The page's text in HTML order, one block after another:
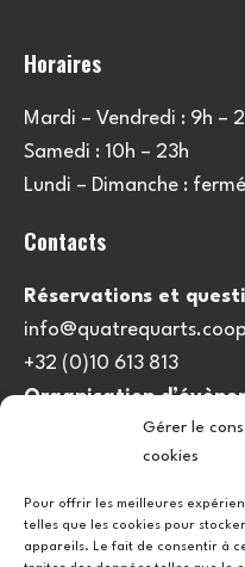
Gérer le
cookies
Pour offrir les meilleures
telles que les cookies pour
appareils. Le fait de consentir à
Horaires
Mardi – Vendredi : 9h –
Samedi : 10h – 23h
Lundi – Dimanche : fermé
Contacts
Réservations et
info@quatrequarts.coop
+32 (0)10 613 813
Organisation
Politique de cookies (UE)